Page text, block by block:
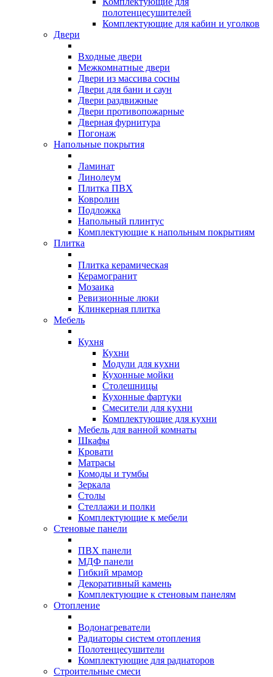
полотенцесушителей
Комплектующие для кабин и уголков
Двери
Входные двери
Межкомнатные двери
Двери из массива сосны
Двери для бани и саун
Двери раздвижные
Двери противопожарные
Дверная фурнитура
Погонаж
Напольные покрытия
Ламинат
Линолеум
Плитка ПВХ
Ковролин
Подложка
Напольный плинтус
Комплектующие к напольным покрытиям
Плитка
Плитка керамическая
Керамогранит
Мозаика
Ревизионные люки
Клинкерная плитка
Мебель
Кухня
Кухни
Модули для кухни
Кухонные мойки
Столешницы
Кухонные фартуки
Смесители для кухни
Комплектующие для кухни
Мебель для ванной комнаты
Шкафы
Кровати
Матрасы
Комоды и тумбы
Зеркала
Столы
Стеллажи и полки
Комплектующие к мебели
Стеновые панели
ПВХ панели
МДФ панели
Гибкий мрамор
Декоративный камень
Комплектующие к стеновым панелям
Отопление
Водонагреватели
Радиаторы систем отопления
Полотенцесушители
Комплектующие для радиаторов
Строительные смеси